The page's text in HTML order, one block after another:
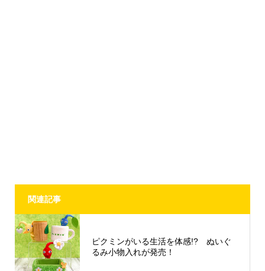
関連記事
ピクミンがいる生活を体感!? ぬいぐ
るみ小物入れが発売！